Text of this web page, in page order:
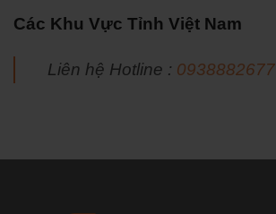
Các Khu Vực Tỉnh Việt Nam
Liên hệ Hotline : 0938882677